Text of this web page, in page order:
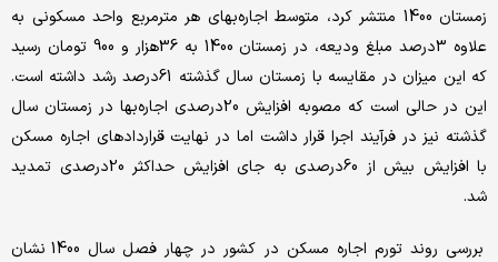
زمستان 1400 منتشر کرد، متوسط اجاره‌‌‌‌بهای هر مترمربع واحد مسکونی به
علاوه 3درصد مبلغ ودیعه، در زمستان 1400 به 36‌هزار و 900 تومان رسید
که این میزان در مقایسه با زمستان سال گذشته 61‌درصد رشد داشته است.
این در حالی است که مصوبه افزایش 20‌درصدی اجاره‌‌‌‌بها در زمستان سال
گذشته نیز در فرآیند اجرا قرار داشت اما در نهایت قراردادهای اجاره مسکن
با افزایش بیش از 60‌درصدی به جای افزایش حداکثر 20‌درصدی تمدید
شد.
بررسی روند تورم اجاره مسکن در کشور در چهار فصل سال 1400 نشان